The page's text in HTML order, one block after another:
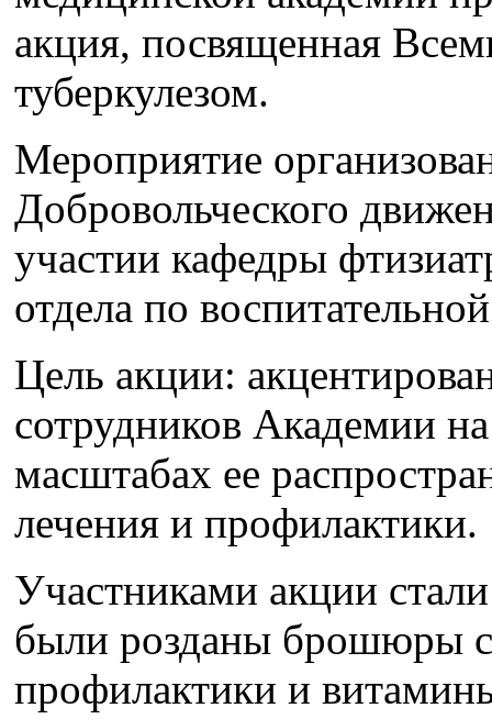
акция, посвященная
туберкулезом.
Мероприятие
Добровольческого
участии кафедры
отдела по
Цель акции:
сотрудников Академии
масштабах ее
лечения и профилактики.
Участниками акции
были розданы брошюры
профилактики и